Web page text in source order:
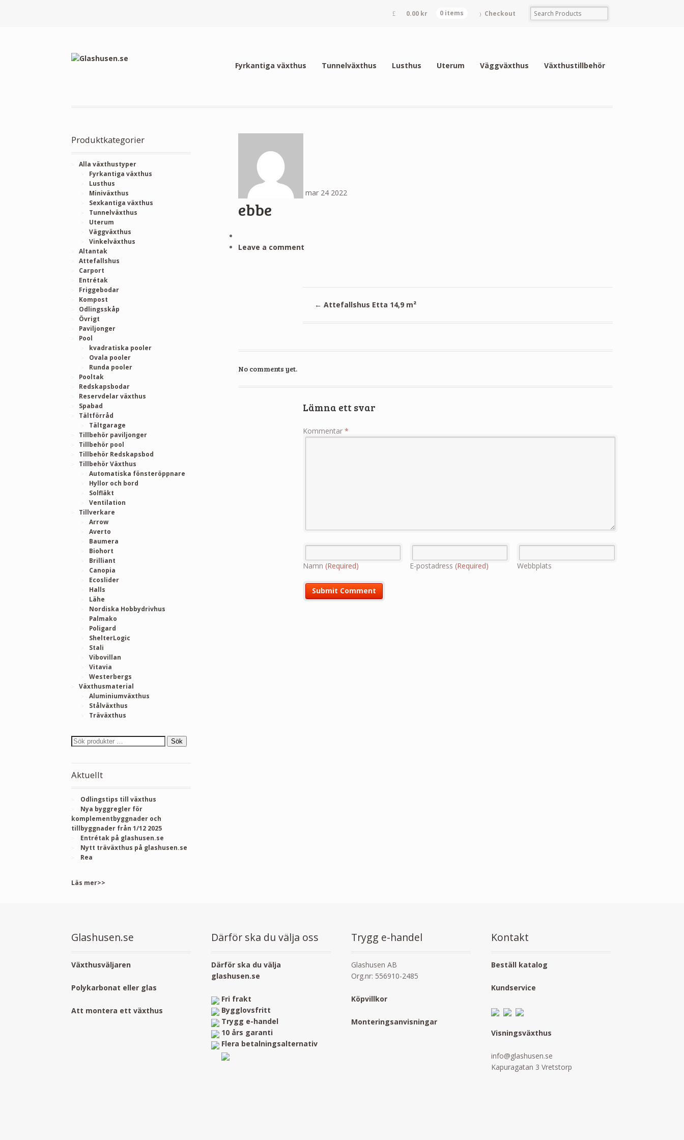
0.00 kr 0 items Checkout
Fyrkantiga växthus Tunnelväxthus Lusthus Uterum Väggväxthus Växthustillbehör
mar 24 2022
ebbe
Leave a comment
← Attefallshus Etta 14,9 m²
No comments yet.
Lämna ett svar
Kommentar*
Namn(Required) E-postadress(Required) Webbplats
Produktkategorier
Alla växthustyper
Fyrkantiga växthus
Lusthus
Miniväxthus
Sexkantiga växthus
Tunnelväxthus
Uterum
Väggväxthus
Vinkelväxthus
Altantak
Attefallshus
Carport
Entrétak
Friggebodar
Kompost
Odlingsskåp
Övrigt
Paviljonger
Pool
kvadratiska pooler
Ovala pooler
Runda pooler
Pooltak
Redskapsbodar
Reservdelar växthus
Spabad
Tältförråd
Tältgarage
Tillbehör paviljonger
Tillbehör pool
Tillbehör Redskapsbod
Tillbehör Växthus
Automatiska fönsteröppnare
Hyllor och bord
Solfläkt
Ventilation
Tillverkare
Arrow
Averto
Baumera
Biohort
Brilliant
Canopia
Ecoslider
Halls
Lähe
Nordiska Hobbydrivhus
Palmako
Poligard
ShelterLogic
Stali
Vibovillan
Vitavia
Westerbergs
Växthusmaterial
Aluminiumväxthus
Stålväxthus
Träväxthus
Sök
Aktuellt
Odlingstips till växthus
Nya byggregler för
komplementbyggnader och
tillbyggnader från 1/12 2025
Entrétak på glashusen.se
Nytt träväxthus på glashusen.se
Rea
Läs mer>>
Glashusen.se
Växthusväljaren
Polykarbonat eller glas
Att montera ett växthus
Därför ska du välja oss
Därför ska du välja
glashusen.se
Fri frakt
Bygglovsfritt
Trygg e-handel
10 års garanti
Flera betalningsalternativ
Trygg e-handel
Glashusen AB
Org.nr: 556910-2485
Köpvillkor
Monteringsanvisningar
Kontakt
Beställ katalog
Kundservice
Visningsväxthus
info@glashusen.se
Kapuragatan 3 Vretstorp